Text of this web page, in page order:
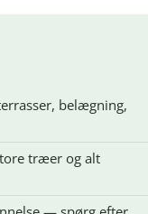
belægning,
træer og alt